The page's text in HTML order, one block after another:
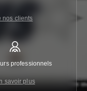
nos clients
professionnels
savoir plus